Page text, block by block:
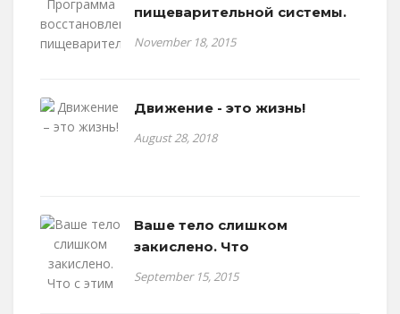
пищеварительной системы.
November 18, 2015
Движение - это жизнь!
August 28, 2018
Ваше тело слишком
закислено. Что
September 15, 2015